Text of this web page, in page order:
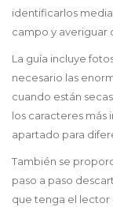
identificarlos
campo y averiguar
La guía incluye
necesario las
cuando están
los caracteres más
apartado para
También se
paso a paso
que tenga el lector